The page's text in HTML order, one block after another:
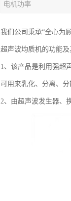
电机功率
我们公司秉承“全心为
超声波均质机的功能及
1、该产品是利用强超
可用来乳化、分离、
2、由超声波发生器、